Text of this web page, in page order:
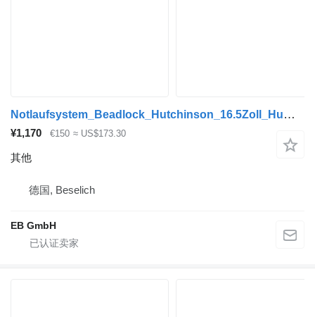
Notlaufsystem_Beadlock_Hutchinson_16.5Zoll_Hummer_K30_Humvee
¥1,170 €150 ≈ US$173.30
其他
德国, Beselich
EB GmbH